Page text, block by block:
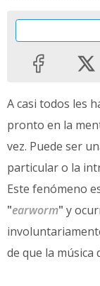
A casi todos les
pronto en la
vez. Puede ser
particular o la
Este fenómeno
"earworm" y
de que la música